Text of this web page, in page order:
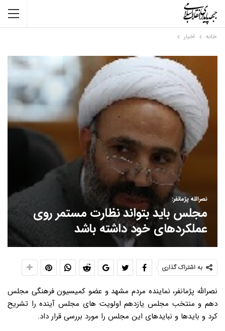
خانه اخبار
نصرالله پژمانفر:
مجلس باید بتواند نظارت مستمر روی
عملکردهای خود داشته باشد
به اشتراک گذاری
نصرالله پژمانفر، نماینده مردم مشهد و عضو کمیسیون فرهنگی مجلس
دهم و منتخب مجلس یازدهم اولویت های مجلس آینده را تشریح
کرد و بایدها و نبایدهای این مجلس را مورد بررسی قرار داد.